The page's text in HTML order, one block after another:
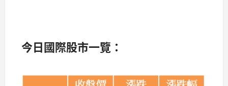
今日國際股市一覽：